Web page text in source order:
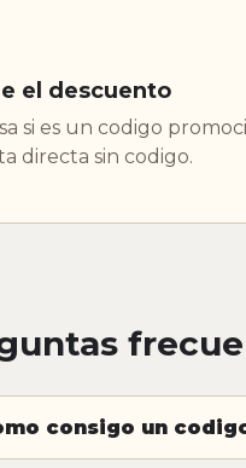
el descuento
si es un codigo
directa sin codigo.
consigo un